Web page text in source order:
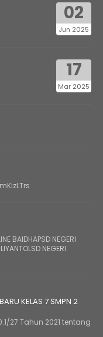
02
Jun 2025
17
Mar 2025
BAIDHAPSD NEGERI
NEGERI
KELAS 7 SMPN 2
27 Tahun 2021 tentang